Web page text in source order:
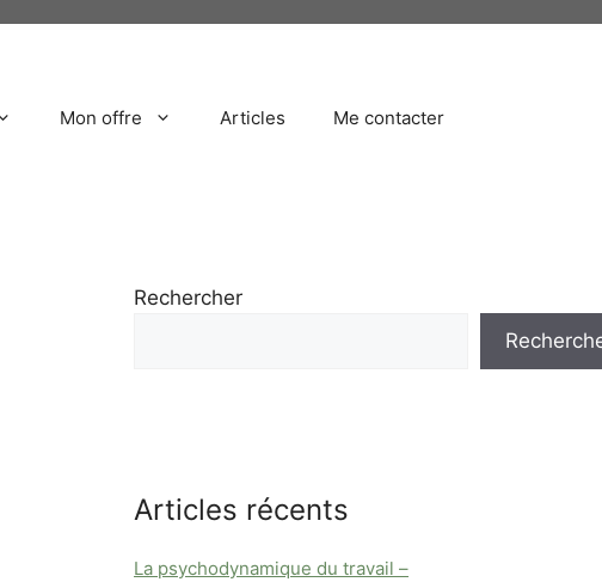
Mon offre Articles Me contacter
Rechercher
Articles récents
La psychodynamique du travail –